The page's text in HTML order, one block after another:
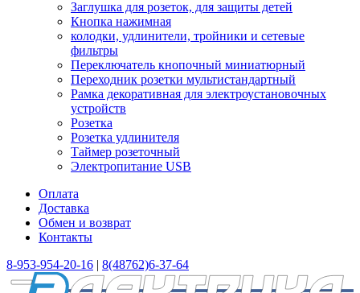
Заглушка для розеток, для защиты детей
Кнопка нажимная
колодки, удлинители, тройники и сетевые
фильтры
Переключатель кнопочный миниатюрный
Переходник розетки мультистандартный
Рамка декоративная для электроустановочных
устройств
Розетка
Розетка удлинителя
Таймер розеточный
Электропитание USB
Оплата
Доставка
Обмен и возврат
Контакты
8-953-954-20-16 | 8(48762)6-37-64